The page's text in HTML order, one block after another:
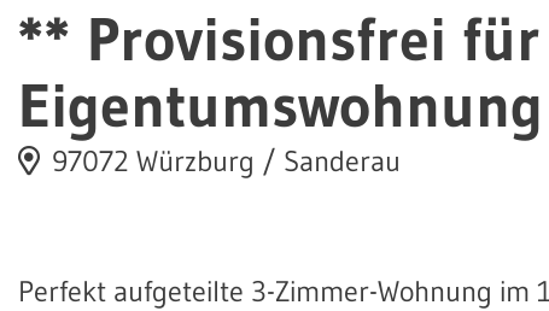
** Provisionsfrei
97072 Würzburg / Sanderau
Perfekt aufgeteilte 3-Zimmer-Wohnung im